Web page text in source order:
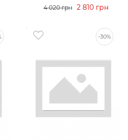
4 020 грн 2 810 грн
-30%